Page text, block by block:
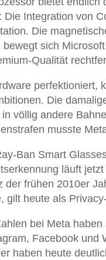
Die Integration von
Die
sich
Qualität
perfektioniert,
Die
völlig andere
musste
Ban Smart
läuft
der frühen 2010er
gilt heute als
bei Meta
Facebook
haben heute